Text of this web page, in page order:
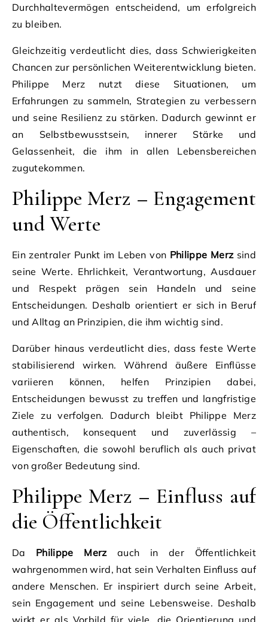
Durchhaltevermögen entscheidend, um erfolgreich
zu bleiben.
Gleichzeitig verdeutlicht dies, dass Schwierigkeiten
Chancen zur persönlichen Weiterentwicklung bieten.
Philippe Merz nutzt diese Situationen, um
Erfahrungen zu sammeln, Strategien zu verbessern
und seine Resilienz zu stärken. Dadurch gewinnt er
an Selbstbewusstsein, innerer Stärke und
Gelassenheit, die ihm in allen Lebensbereichen
zugutekommen.
Philippe Merz – Engagement
und Werte
Ein zentraler Punkt im Leben von Philippe Merzsind
seine Werte. Ehrlichkeit, Verantwortung, Ausdauer
und Respekt prägen sein Handeln und seine
Entscheidungen. Deshalb orientiert er sich in Beruf
und Alltag an Prinzipien, die ihm wichtig sind.
Darüber hinaus verdeutlicht dies, dass feste Werte
stabilisierend wirken. Während äußere Einflüsse
variieren können, helfen Prinzipien dabei,
Entscheidungen bewusst zu treffen und langfristige
Ziele zu verfolgen. Dadurch bleibt Philippe Merz
authentisch, konsequent und zuverlässig –
Eigenschaften, die sowohl beruflich als auch privat
von großer Bedeutung sind.
Philippe Merz – Einfluss auf
die Öffentlichkeit
Da Philippe Merzauch in der Öffentlichkeit
wahrgenommen wird, hat sein Verhalten Einfluss auf
andere Menschen. Er inspiriert durch seine Arbeit,
sein Engagement und seine Lebensweise. Deshalb
wirkt er als Vorbild für viele, die Orientierung und